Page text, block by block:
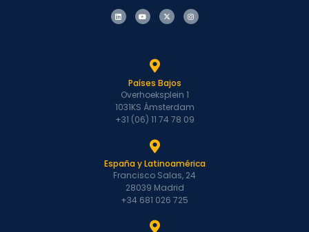
Países Bajos
Overhoeksplein 1
1031KS Ámsterdam
+31 (06) 11 74 78 09
España y Latinoamérica
Francisco Salas, 24
28039 Madrid
+34 681 026 725